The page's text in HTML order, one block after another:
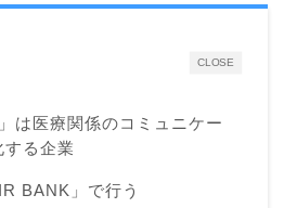
CLOSE
は医療関係のコミュニケー
る企業
BANK」で行う